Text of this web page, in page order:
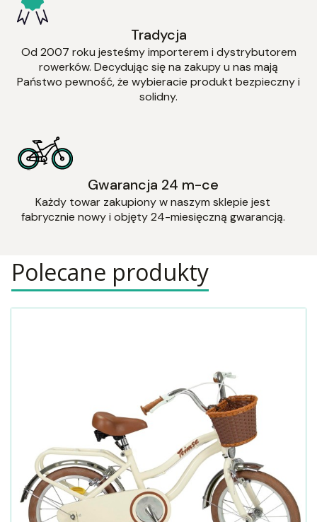
Tradycja
Od 2007 roku jesteśmy importerem i dystrybutorem
rowerków. Decydując się na zakupy u nas mają
Państwo pewność, że wybieracie produkt bezpieczny i
solidny.
Gwarancja 24 m-ce
Każdy towar zakupiony w naszym sklepie jest
fabrycznie nowy i objęty 24-miesięczną gwarancją.
Polecane produkty